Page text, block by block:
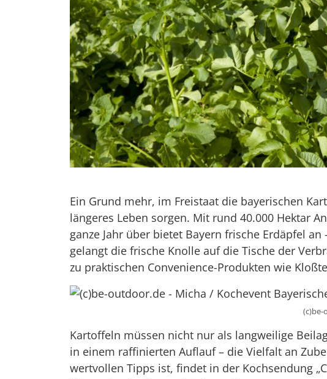
Ein Grund mehr, im Freistaat die bayerischen
längeres Leben sorgen. Mit rund 40.000 Hektar
ganze Jahr über bietet Bayern frische Erdäpfel
gelangt die frische Knolle auf die Tische der
zu praktischen Convenience-Produkten wie
(c)be-
Kartoffeln müssen nicht nur als langweilige
in einem raffinierten Auflauf – die Vielfalt an
wertvollen Tipps ist, findet in der Kochsendung